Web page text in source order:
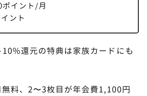
イント/月
ント
還元の特典は家族カードにも
料、2〜3枚目が年会費1,100円